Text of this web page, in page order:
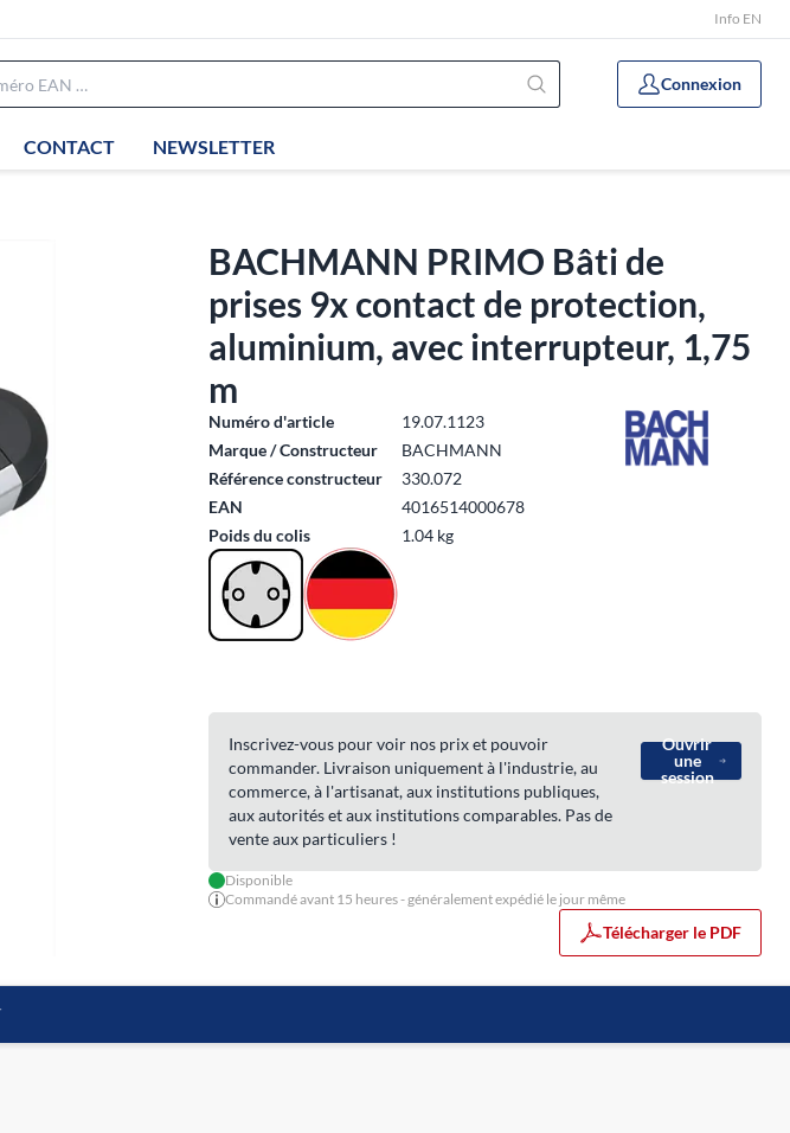
Info EN
Connexion
CONTACT NEWSLETTER
BACHMANN PRIMO Bâti de
prises 9x contact de protection,
aluminium, avec interrupteur, 1,75
m
Numéro d'article
19.07.1123
Marque / Constructeur
BACHMANN
Référence constructeur
330.072
EAN
4016514000678
Poids du colis
1.04 kg
Inscrivez-vous pour voir nos prix et pouvoir
commander. Livraison uniquement à l'industrie, au
commerce, à l'artisanat, aux institutions publiques,
aux autorités et aux institutions comparables. Pas de
vente aux particuliers !
Ouvrir
une
session
Disponible
Commandé avant 15 heures - généralement expédié le jour même
Télécharger le PDF